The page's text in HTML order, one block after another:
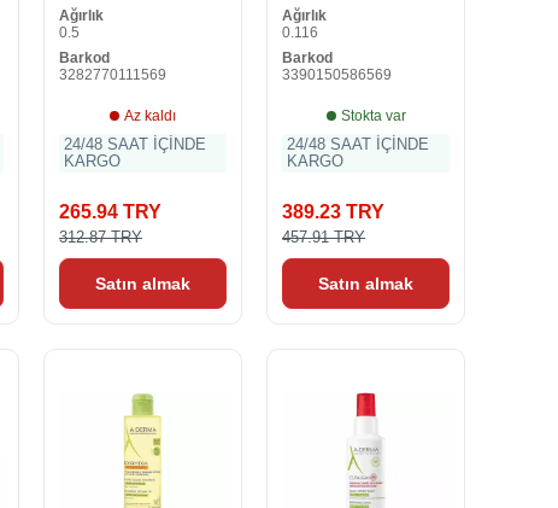
Ağırlık
0.5
Barkod
3282770111569
Az kaldı
24/48 SAAT İÇİNDE
KARGO
265.94 TRY
312.87 TRY
Satın almak
Ağırlık
0.116
Barkod
3390150586569
Stokta var
24/48 SAAT İÇİNDE
KARGO
389.23 TRY
457.91 TRY
Satın almak